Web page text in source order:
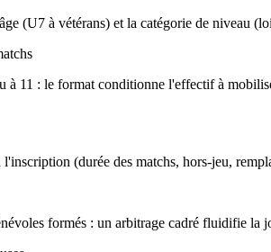
(U7 à vétérans) et la catégorie de niveau
à 11 : le format conditionne l'effectif à
(durée des matchs, hors-jeu,
formés : un arbitrage cadré fluidifie la